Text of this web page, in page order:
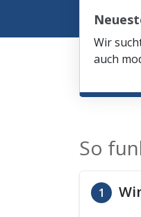
Wir
auch
So
1